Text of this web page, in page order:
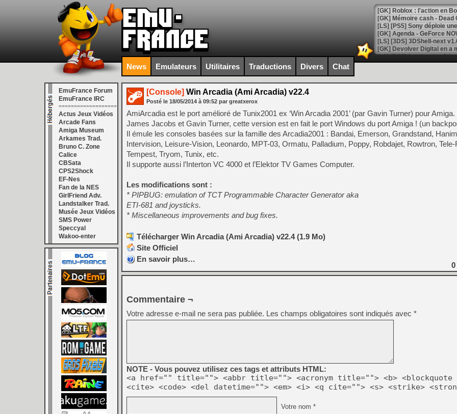
[GK] Roblox : l'action en
[GK] Agenda - GeForce
[GK] Devolver Digital en a
[LS] [PS5] ps5-y2jb-
[GK] Pourquoi Marvel
[GK] Test : Restory : Chill
[GK] GTA 6 : Rockstar
[GK] Hot Wheels Infinite
[GK] Mémoire cash -
[GK] Résultats Nintendo :
[GK] Déjà des
[Mo5] Brickboy cherche à
[GK] Minecraft et ses «
[GK] Beast of
[GK] Ubisoft : fin de partie
[GK] Mémoire cash -
[GK] Dan Houser (GTA)
[GK] Comment EA Sports
[GK] Crimson Moon : un
[GK] Isle of Reveries : le
[GK] Moonlighter 2 : The
[GK] Capcom relance
[Mo5] Deux inédits du
[GK] Le beat'em up The
[GK] Endless Legend 2 :
[LS] [PS5] Le WebKit
[GK] Oubliez Crazy Taxi,
[LS] [Switch] NSZ 5.0.0
[GK] Bethesda fête les 30
News Emulateurs Utilitaires Traductions Divers Chat
EmuFrance Forum
EmuFrance IRC
===================
Actus Jeux Vidéos
Arcade Fans
Amiga Museum
Arkames Trad.
Bruno C. Zone
Calice
CBSata
CPS2Shock
EF-Nes
Fan de la NES
GirlFriend Adv.
Landstalker Trad.
Musée Jeux Vidéos
SMS Power
Speccyal
Wakoo-enter
[Console] Win Arcadia (Ami Arcadia) v22.4
Posté le 18/05/2014 à 09:52 par greatxerox
AmiArcadia est le port amélioré de Tunix2001 ex ‘Win Arcadia 2001’ (par Gavin Turner) pour
James Jacobs et Gavin Turner, cette version est en fait le port Windows du port Amiga ! (un
Il émule les consoles basées sur la famille des Arcadia2001 : Bandai, Emerson, Grandstand,
Intervision, Leisure-Vision, Leonardo, MPT-03, Ormatu, Palladium, Poppy, Robdajet, Rowtron, Tele-
Tempest, Tryom, Tunix, etc.
Il supporte aussi l’Interton VC 4000 et l’Elektor TV Games Computer.
Les modifications sont :
* PIPBUG: emulation of TCT Programmable Character Generator aka
ETI-681 and joysticks.
* Miscellaneous improvements and bug fixes.
Télécharger Win Arcadia (Ami Arcadia) v22.4 (1.9 Mo)
Site Officiel
En savoir plus…
0
Commentaire ¬
Votre adresse e-mail ne sera pas publiée. Les champs obligatoires sont indiqués avec *
NOTE - Vous pouvez utilisez ces tags et attributs HTML:
<a href="" title=""> <abbr title=""> <acronym title=""> <b> <blockquote
<cite> <code> <del datetime=""> <em> <i> <q cite=""> <s> <strike>
Votre nom *